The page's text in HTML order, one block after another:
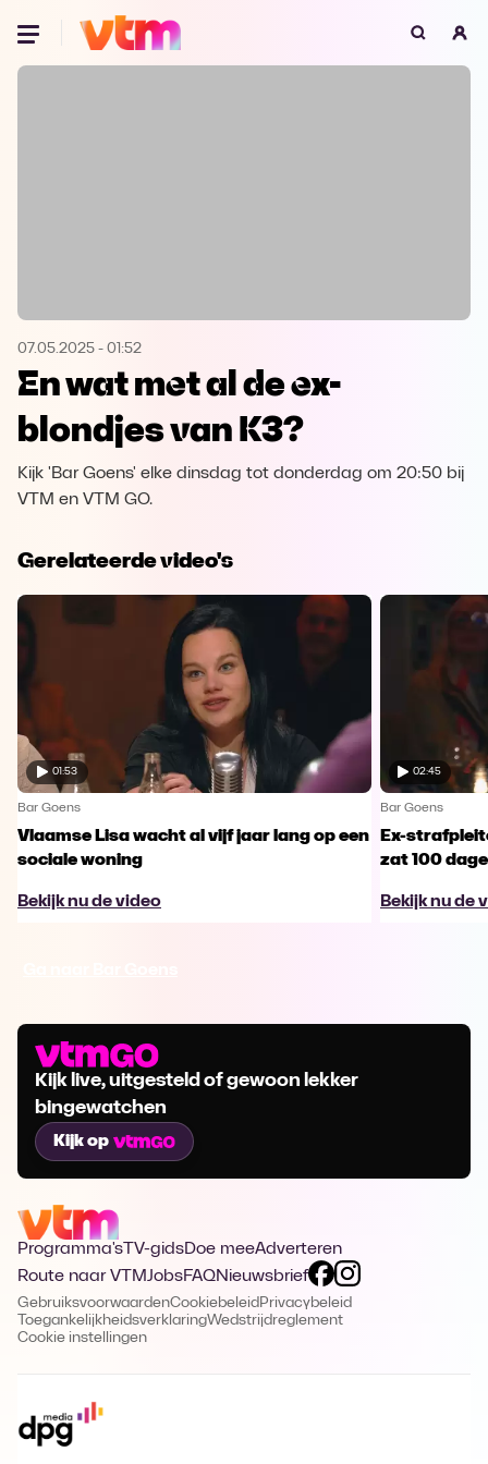
Oeps, browser niet ondersteund
Microsoft Edge Download
Opera
07.05.2025 - 01:52
En wat met al de ex-
blondjes van K3?
Kijk 'Bar Goens' elke dinsdag tot donderdag om 20:50 bij
VTM en VTM GO.
Gerelateerde video's
01:53
Bar Goens
Vlaamse Lisa wacht al vijf jaar lang op een
sociale woning
Bekijk nu de video
02:45
Bar Goens
Ex-
zat 100
Bekijk nu de
Kijk live, uitgesteld of gewoon lekker
bingewatchen
Kijk op
Programma's TV-gidsDoe meeAdverteren
Route naar VTMJobsFAQNieuwsbrief
GebruiksvoorwaardenCookiebeleid Privacybeleid
ToegankelijkheidsverklaringWedstrijdreglement
Cookie instellingen